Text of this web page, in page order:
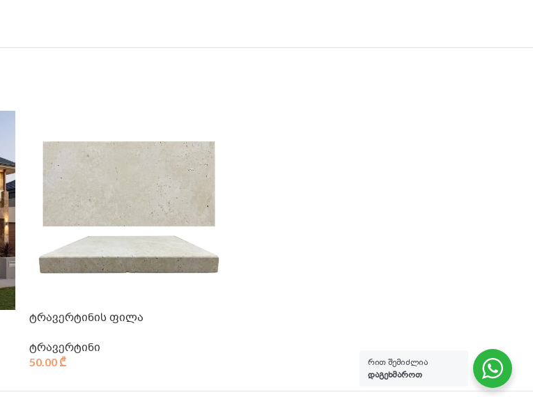
ტრავერტინის ფილა
ტრავერტინი
50.00 ₾
რით შემიძლია
დაგეხმაროთ